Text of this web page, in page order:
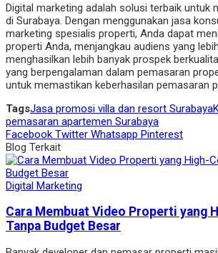
Digital marketing adalah solusi terbaik untuk
di Surabaya. Dengan menggunakan jasa
marketing spesialis properti, Anda dapat
properti Anda, menjangkau audiens yang
menghasilkan lebih banyak prospek
yang berpengalaman dalam pemasaran
untuk memastikan keberhasilan pemasaran
TagsJasa promosi villa dan resort Surabaya
pemasaran apartemen Surabaya
Facebook Twitter Whatsapp Pinterest
Blog Terkait
Digital Marketing
Cara Membuat Video Properti yang
Tanpa Budget Besar